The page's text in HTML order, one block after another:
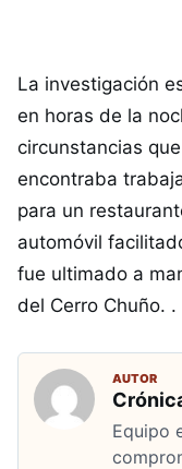
La investigación
en horas de la
circunstancias
encontraba
para un
automóvil
fue ultimado a
del Cerro Chuño. .
AUTOR
Equipo